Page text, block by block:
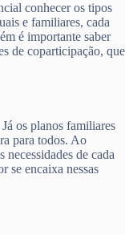
conhecer os tipos
e familiares, cada
é importante saber
de coparticipação, que
os planos familiares
para todos. Ao
de cada
se encaixa nessas